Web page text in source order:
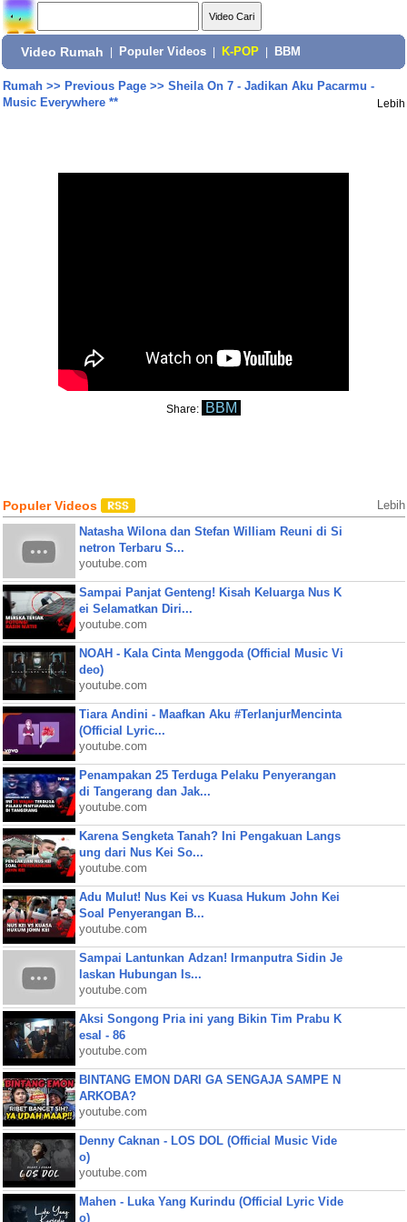
Video Rumah Populer Videos K-POP BBM
Rumah>> Previous Page>> Sheila On 7 - Jadikan Aku Pacarmu -
Music Everywhere **
Lebih
Share: BBM
Populer Videos Lebih
Natasha Wilona dan Stefan William Reuni di Si
netron Terbaru S...
youtube.com
Sampai Panjat Genteng! Kisah Keluarga Nus K
ei Selamatkan Diri...
youtube.com
NOAH - Kala Cinta Menggoda (Official Music Vi
deo)
youtube.com
Tiara Andini - Maafkan Aku #TerlanjurMencinta
(Official Lyric...
youtube.com
Penampakan 25 Terduga Pelaku Penyerangan
di Tangerang dan Jak...
youtube.com
Karena Sengketa Tanah? Ini Pengakuan Langs
ung dari Nus Kei So...
youtube.com
Adu Mulut! Nus Kei vs Kuasa Hukum John Kei
Soal Penyerangan B...
youtube.com
Sampai Lantunkan Adzan! Irmanputra Sidin Je
laskan Hubungan Is...
youtube.com
Aksi Songong Pria ini yang Bikin Tim Prabu K
esal - 86
youtube.com
BINTANG EMON DARI GA SENGAJA SAMPE N
ARKOBA?
youtube.com
Denny Caknan - LOS DOL (Official Music Vide
o)
youtube.com
Mahen - Luka Yang Kurindu (Official Lyric Vide
o)